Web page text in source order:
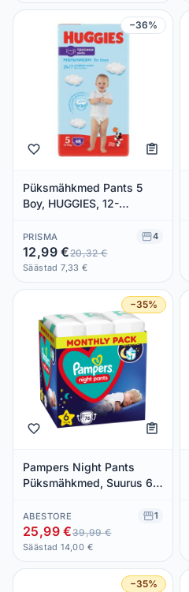
−36%
Püksmähkmed Pants 5
Boy, HUGGIES, 12-
PRISMA 4
12,99 €20,32 €
Säästad 7,33 €
−35%
Pampers Night Pants
Püksmähkmed, Suurus 6,
ABESTORE 1
25,99 €39,99 €
Säästad 14,00 €
−35%